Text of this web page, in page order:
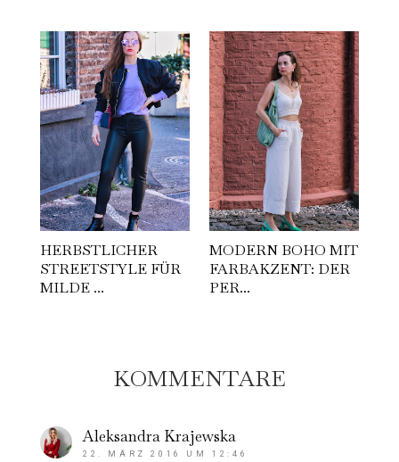
HERBSTLICHER
STREETSTYLE FÜR
MILDE ...
MODERN BOHO MIT
FARBAKZENT: DER
PER...
KOMMENTARE
Aleksandra Krajewska
22. MÄRZ 2016 UM 12:46